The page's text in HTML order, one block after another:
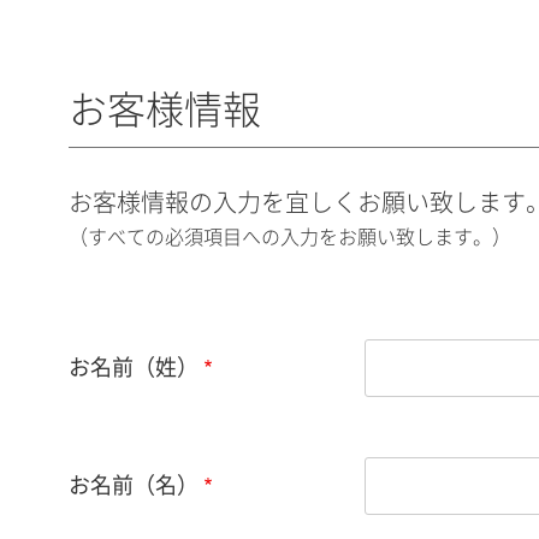
お客様情報
お客様情報の入力を宜しくお願い致します
（すべての必須項目への入力をお願い致します。）
お名前（姓）
お名前（名）